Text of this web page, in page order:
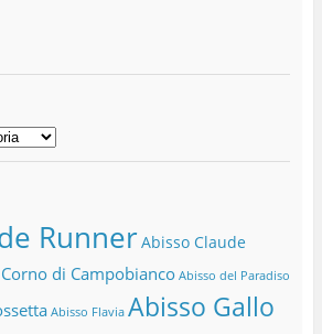
RunnerAbisso Claude
di Campobianco Abisso del Paradiso
Abisso Flavia Abisso Gallo